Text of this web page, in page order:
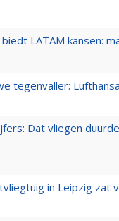
LATAM kansen:
tegenvaller:
Dat vliegen
in Leipzig zat